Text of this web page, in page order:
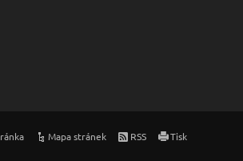
Mapa stránek RSS Tisk